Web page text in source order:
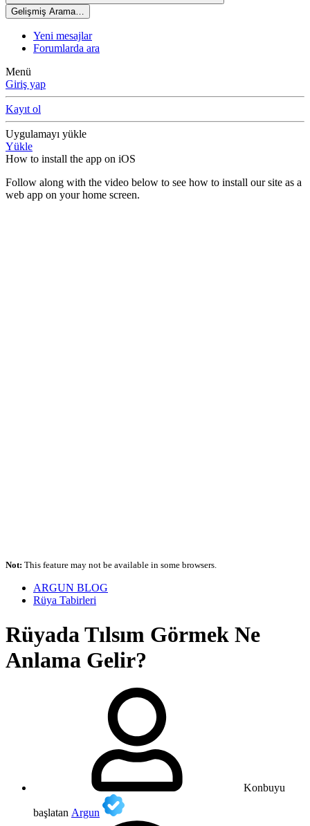
Gelişmiş Arama…
Yeni mesajlar
Forumlarda ara
Menü
Giriş yap
Kayıt ol
Uygulamayı yükle
Yükle
How to install the app on iOS
Follow along with the video below to see how to install our site as a
web app on your home screen.
Not: This feature may not be available in some browsers.
ARGUN BLOG
Rüya Tabirleri
Rüyada Tılsım Görmek Ne
Anlama Gelir?
Konbuyu
başlatan Argun